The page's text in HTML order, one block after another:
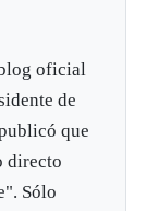
oficial
de
que
directo
Sólo